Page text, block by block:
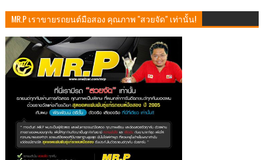
MR.P เราขายรถยนต์มือสอง คุณภาพ "สวยจัด" เท่านั้น!